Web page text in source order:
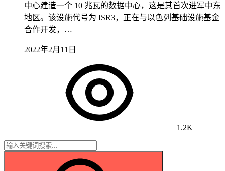
中心建造一个 10 兆瓦的数据中心，这是其首次进军中东
地区。该设施代号为 ISR3，正在与以色列基础设施基金
合作开发，…
2022年2月11日
1.2K